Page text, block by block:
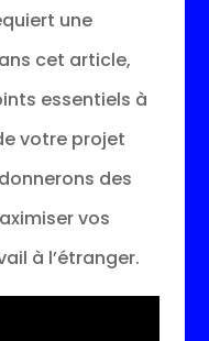
une
cet article,
essentiels à
votre projet
des
vos
à l’étranger.